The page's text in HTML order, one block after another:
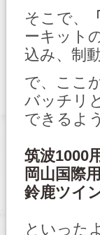
そこで、
ーキット
込み、制
で、ここ
バッチリ
できるよ
筑波
岡山
鈴鹿ツイ
といった